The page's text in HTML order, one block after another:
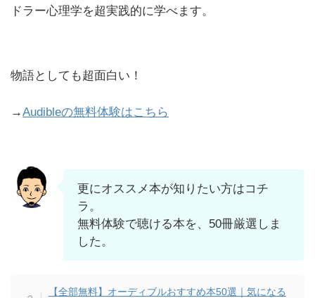
ドラー心理学を超実践的に学べます。
物語としても超面白い！
→Audibleの無料体験はこちら
更にオススメ本が知りたい方はコチ
ラ。
無料体験で聴ける本を、50冊厳選しま
した。
【全部無料】オーディブルおすすめ本50選｜気になる